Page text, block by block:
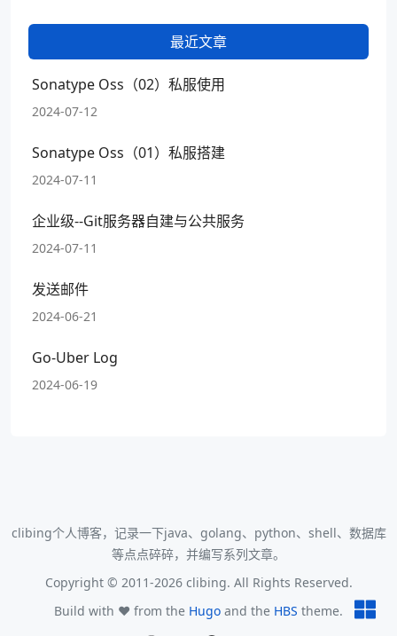
最近文章
Sonatype Oss（02）私服使用
2024-07-12
Sonatype Oss（01）私服搭建
2024-07-11
企业级--Git服务器自建与公共服务
2024-07-11
发送邮件
2024-06-21
Go-Uber Log
2024-06-19
clibing个人博客，记录一下java、golang、python、shell、数据库
等点点碎碎，并编写系列文章。
Copyright © 2011-2026 clibing. All Rights Reserved.
Build with ❤️ from the Hugo and the HBS theme.